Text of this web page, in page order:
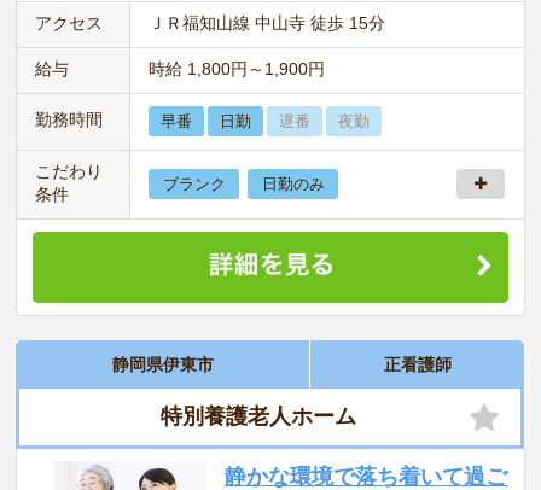
アクセス ＪＲ福知山線 中山寺 徒歩 15分
給与 時給 1,800円～1,900円
勤務時間 早番 日勤 遅番 夜勤
こだわり
条件
ブランク 日勤のみ
静岡県伊東市 正看護師
特別養護老人ホーム
静かな環境で落ち着いて過ご